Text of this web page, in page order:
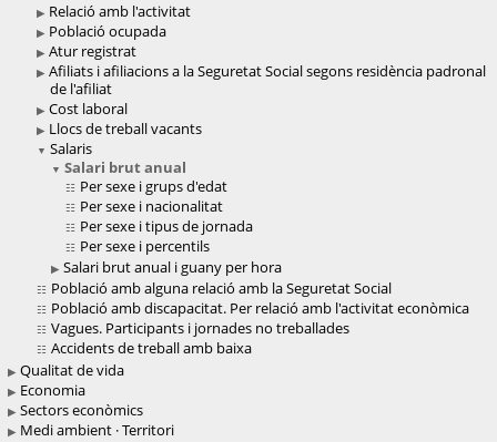
Relació amb l'activitat
Població ocupada
Atur registrat
Afiliats i afiliacions a la Seguretat Social segons residència padronal
de l'afiliat
Cost laboral
Llocs de treball vacants
Salaris
Salari brut anual
Per sexe i grups d'edat
Per sexe i nacionalitat
Per sexe i tipus de jornada
Per sexe i percentils
Salari brut anual i guany per hora
Població amb alguna relació amb la Seguretat Social
Població amb discapacitat. Per relació amb l'activitat econòmica
Vagues. Participants i jornades no treballades
Accidents de treball amb baixa
Qualitat de vida
Economia
Sectors econòmics
Medi ambient · Territori